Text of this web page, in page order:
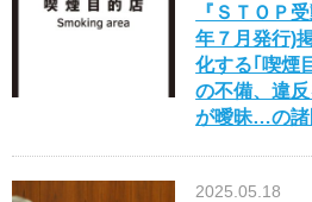
『ＳＴＯＰ
年７月発行)
化する｢喫煙
の不備、違
が曖昧…の諸
2025.05.18